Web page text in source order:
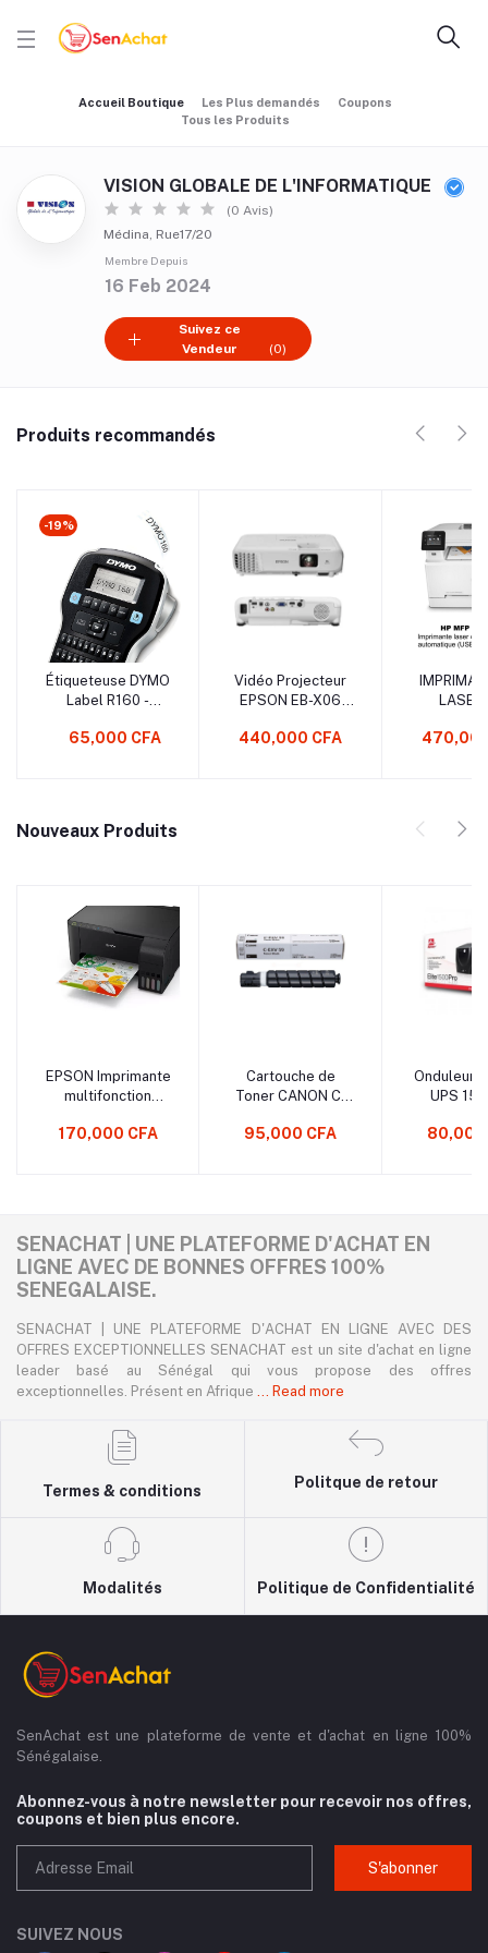
Accueil Boutique Les Plus demandés
Coupons
Tous les Produits
VISION GLOBALE DE L'INFORMATIQUE
(0 Avis)
Médina, Rue17/20
Membre Depuis
16 Feb 2024
Suivez ce
Vendeur
(0)
Produits recommandés
-19%
Étiqueteuse DYMO
Label R160 -
65,000 CFA
Vidéo Projecteur
EPSON EB-X06
768) 3 300
440,000 CFA
COLOR
Nouveaux Produits
EPSON Imprimante
multifonction
170,000 CFA
Cartouche de
Toner CANON C-
95,000 CFA
Onduleur
UPS
80,000
SENACHAT | UNE PLATEFORME D'ACHAT EN
LIGNE AVEC DE BONNES OFFRES 100%
SENEGALAISE.
SENACHAT | UNE PLATEFORME D'ACHAT EN LIGNE AVEC DES
OFFRES EXCEPTIONNELLES SENACHAT est un site d'achat en ligne
leader basé au Sénégal qui vous propose des offres
exceptionnelles. Présent en Afrique ... Read more
Termes & conditions
Politque de retour
Modalités Politique de Confidentialité
SenAchat est une plateforme de vente et d'achat en ligne 100%
Sénégalaise.
Abonnez-vous à notre newsletter pour recevoir nos offres,
coupons et bien plus encore.
S'abonner
SUIVEZ NOUS